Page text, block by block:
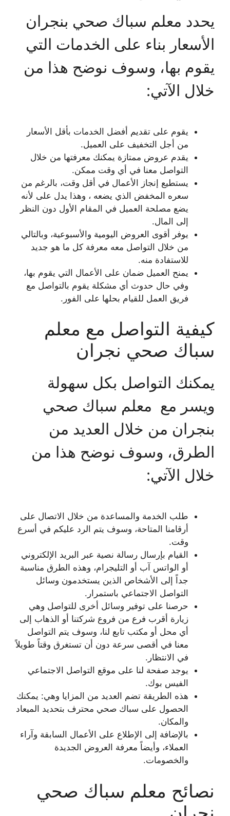
يحدد معلم سباك صحي بنجران
الأسعار بناء على الخدمات التي
يقوم بها، وسوف نوضح هذا من
خلال الآتي:
يقوم على تقديم أفضل الخدمات بأقل الأسعار
من أجل التخفيف على العميل.
يقدم عروض ممتازة يمكنك معرفتها من خلال
التواصل معنا في أي وقت ممكن.
يستطيع إنجاز الأعمال في أقل وقت، بالرغم من
سعره المخفض الذي يضعه ، وهذا يدل على لأنه
يضع مصلحة العميل في المقام الأول دون النظر
إلى المال.
يوفر أقوى العروض اليومية والأسبوعية، وبالتالي
من خلال التواصل معه معرفة كل ما هو جديد
للاستفادة منه.
يمنح العميل ضمان على الأعمال التي يقوم بها،
وفي حال حدوث أي مشكلة يقوم بالتواصل مع
فريق العمل للقيام بحلها على الفور.
كيفية التواصل مع معلم
سباك صحي نجران
يمكنك التواصل بكل سهولة
ويسر مع معلم سباك صحي
بنجران من خلال العديد من
الطرق، وسوف نوضح هذا من
خلال الآتي:
طلب الخدمة والمساعدة من خلال الاتصال على
أرقامنا المتاحة، وسوف يتم الرد عليكم في أسرع
وقت.
القيام بإرسال رسالة نصية عبر البريد الإلكتروني
أو الواتس آب أو التليجرام، وهذه الطرق مناسبة
جداً إلى الأشخاص الذين يستخدمون وسائل
التواصل الاجتماعي باستمرار.
حرصنا على توفير وسائل أخرى للتواصل وهي
زيارة أقرب فرع من فروع شركتنا أو الذهاب إلى
أي محل أو مكتب تابع لنا، وسوف يتم التواصل
معنا في أقصى سرعة دون أن تستغرق وقتاً طويلاً
في الانتظار.
يوجد صفحة لنا على موقع التواصل الاجتماعي
الفيس بوك.
هذه الطريقة تضم العديد من المزايا وهي: يمكنك
الحصول على سباك صحي محترف بتحديد الميعاد
والمكان.
بالإضافة إلى الإطلاع على الأعمال السابقة وآراء
العملاء، وأيضاً معرفة العروض الجديدة
والخصومات.
نصائح معلم سباك صحي